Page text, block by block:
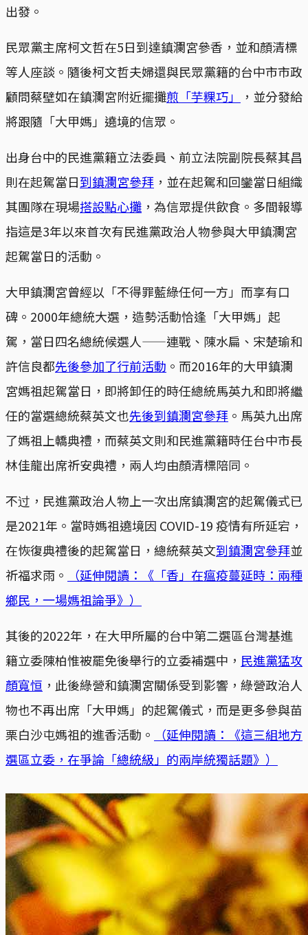
出發。
民眾黨主席柯文哲在5日到達鎮瀾宮參香，並和顏清標
等人座談。隨後柯文哲夫婦還與民眾黨籍的台中市市政
顧問蔡壁如在鎮瀾宮附近擺攤煎「芋粿巧」
，並分發給
將跟隨「大甲媽」遶境的信眾。
出身台中的民進黨籍立法委員、前立法院副院長蔡其昌
則在起駕當日到鎮瀾宮參拜 ，並在起駕和回鑾當日組織
其團隊在現場搭設點心攤 ，為信眾提供飲食。多間報導
指這是3年以來首次有民進黨政治人物參與大甲鎮瀾宮
起駕當日的活動。
大甲鎮瀾宮曾經以「不得罪藍綠任何一方」而享有口
碑。2000年總統大選，造勢活動恰逢「大甲媽」起
駕，當日四名總統候選人——連戰、陳水扁、宋楚瑜和
許信良都先後參加了行前活動 。而2016年的大甲鎮瀾
宮媽祖起駕當日，即將卸任的時任總統馬英九和即將繼
任的當選總統蔡英文也先後到鎮瀾宮參拜 。馬英九出席
了媽祖上轎典禮，而蔡英文則和民進黨籍時任台中市長
林佳龍出席祈安典禮，兩人均由顏清標陪同。
不过，民進黨政治人物上一次出席鎮瀾宮的起駕儀式已
是2021年。當時媽祖遶境因 COVID-19 疫情有所延宕，
在恢復典禮後的起駕當日，總統蔡英文到鎮瀾宮參拜並
祈福求雨。
（延伸閱讀：《「香」在瘟疫蔓延時：兩種
鄉民，一場媽祖論爭》）
其後的2022年，在大甲所屬的台中第二選區台灣基進
籍立委陳柏惟被罷免後舉行的立委補選中， 民進黨猛攻
顏寬恒 ，此後綠營和鎮瀾宮關係受到影響，綠營政治人
物也不再出席「大甲媽」的起駕儀式，而是更多參與苗
栗白沙屯媽祖的進香活動。
（延伸閱讀：《這三組地方
選區立委，在爭論「總統級」的兩岸統獨話題》）